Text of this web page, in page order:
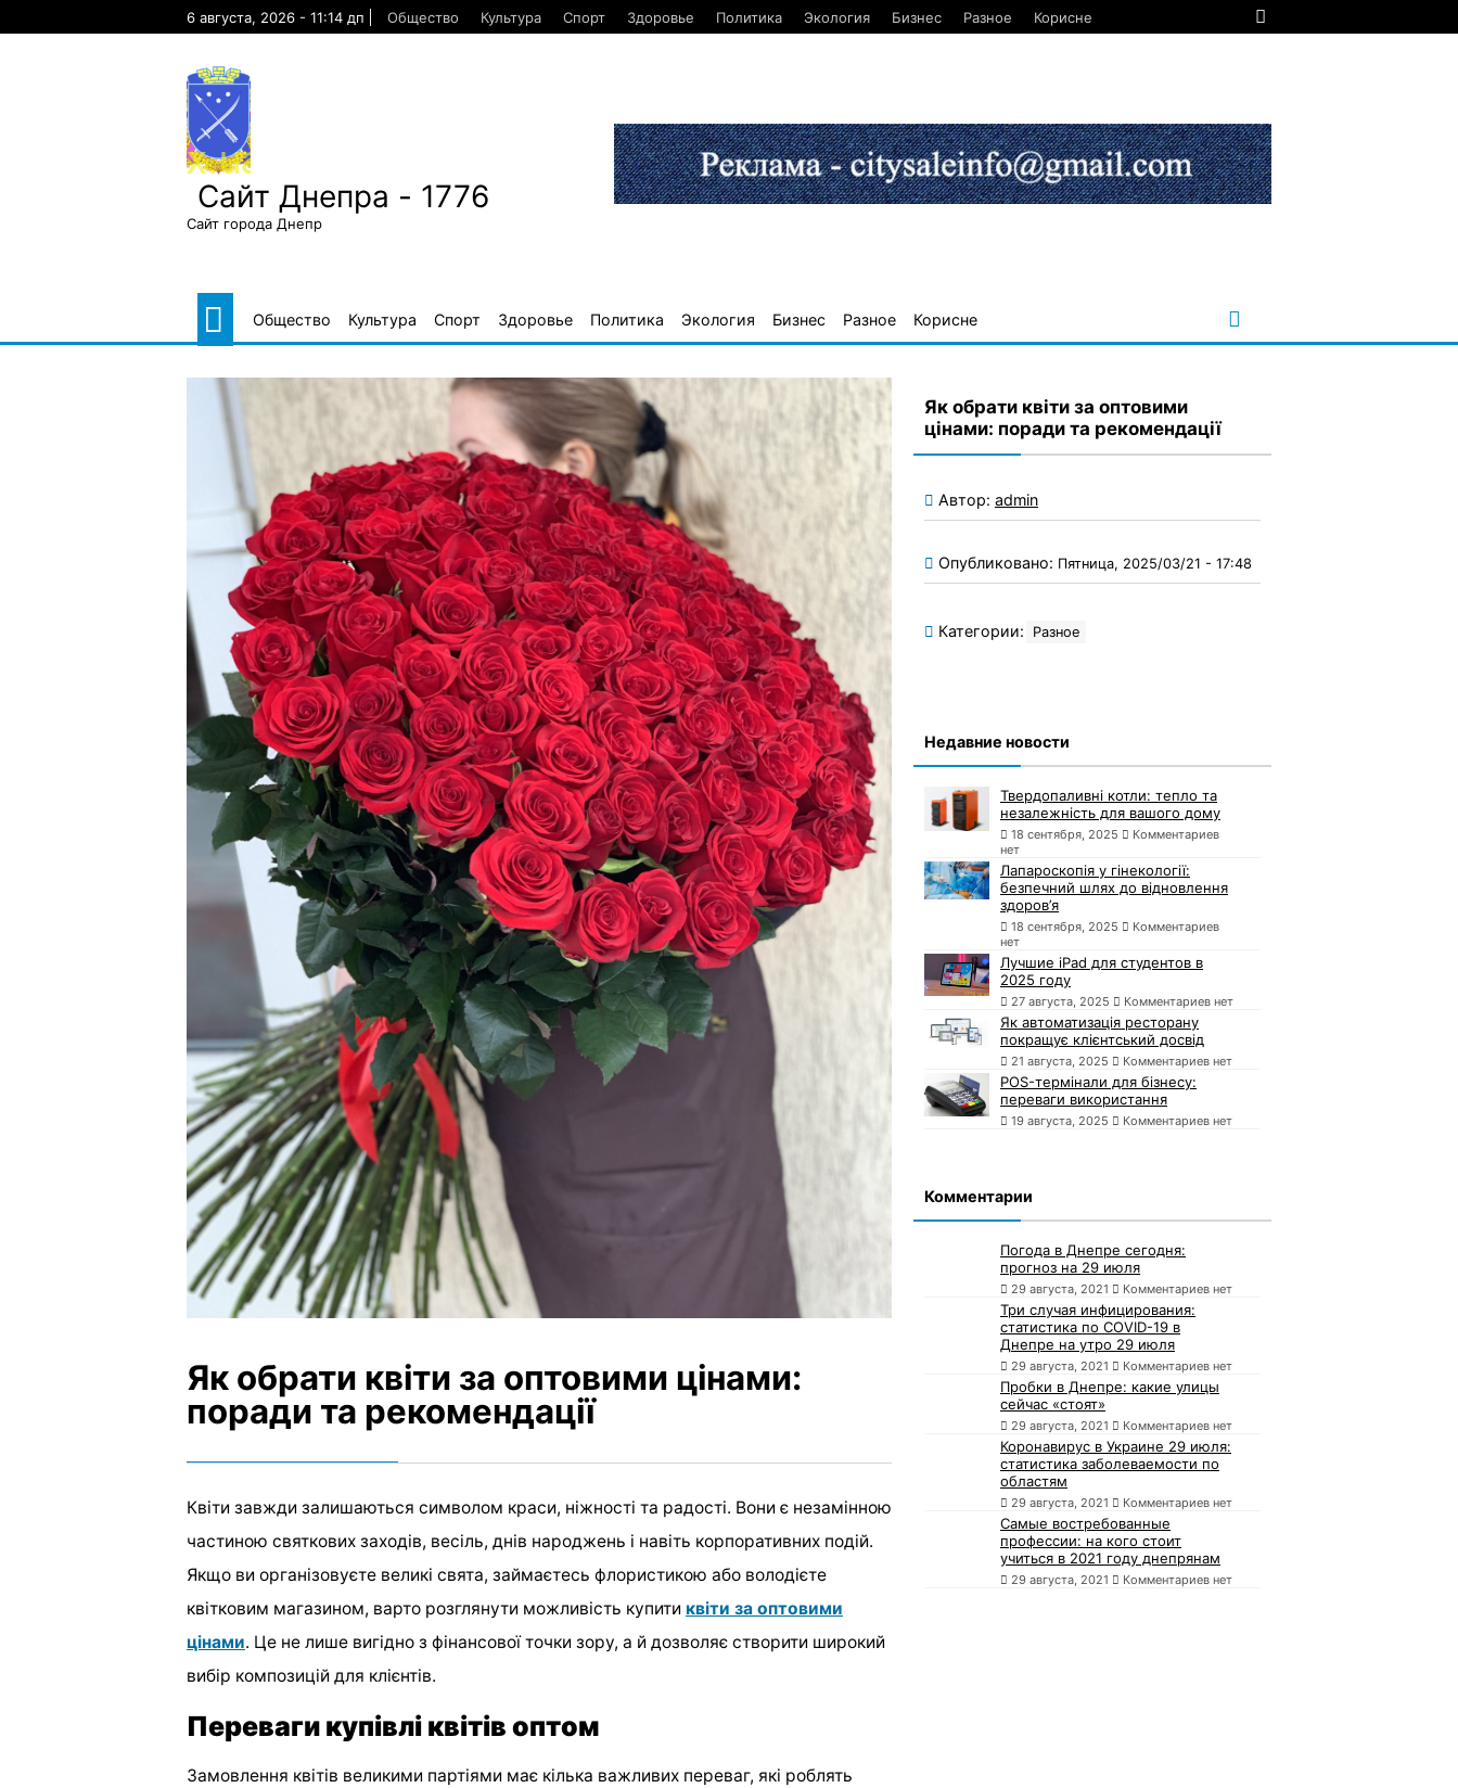
6 августа, 2026 - 11:14 дп Общество Культура Спорт Здоровье Политика Экология Бизнес Разное Корисне
Сайт Днепра - 1776
Сайт города Днепр
Общество Культура Спорт Здоровье Политика Экология Бизнес Разное Корисне
Як обрати квіти за оптовими цінами:
поради та рекомендації
Квіти завжди залишаються символом краси, ніжності та радості. Вони є незамінною
частиною святкових заходів, весіль, днів народжень і навіть корпоративних подій.
Якщо ви організовуєте великі свята, займаєтесь флористикою або володієте
квітковим магазином, варто розглянути можливість купити квіти за оптовими
цінами. Це не лише вигідно з фінансової точки зору, а й дозволяє створити широкий
вибір композицій для клієнтів.
Переваги купівлі квітів оптом
Замовлення квітів великими партіями має кілька важливих переваг, які роблять
Як обрати квіти за оптовими
цінами: поради та рекомендації
Автор: admin
Опубликовано: Пятница, 2025/03/21 - 17:48
Категории: Разное
Недавние новости
Твердопаливні котли: тепло та
незалежність для вашого дому
18 сентября, 2025
Комментариев
нет
Лапароскопія у гінекології:
безпечний шлях до відновлення
здоров’я
18 сентября, 2025
Комментариев
нет
Лучшие iPad для студентов в
2025 году
27 августа, 2025 Комментариев нет
Як автоматизація ресторану
покращує клієнтський досвід
21 августа, 2025 Комментариев нет
POS-термінали для бізнесу:
переваги використання
19 августа, 2025 Комментариев нет
Комментарии
Погода в Днепре сегодня:
прогноз на 29 июля
29 августа, 2021 Комментариев нет
Три случая инфицирования:
статистика по COVID-19 в
Днепре на утро 29 июля
29 августа, 2021 Комментариев нет
Пробки в Днепре: какие улицы
сейчас «стоят»
29 августа, 2021 Комментариев нет
Коронавирус в Украине 29 июля:
статистика заболеваемости по
областям
29 августа, 2021 Комментариев нет
Самые востребованные
профессии: на кого стоит
учиться в 2021 году днепрянам
29 августа, 2021 Комментариев нет